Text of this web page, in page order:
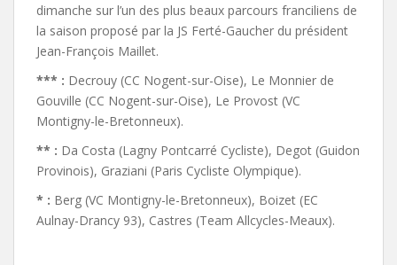
dimanche sur l’un des plus beaux parcours franciliens de
la saison proposé par la JS Ferté-Gaucher du président
Jean-François Maillet.
*** : Decrouy (CC Nogent-sur-Oise), Le Monnier de
Gouville (CC Nogent-sur-Oise), Le Provost (VC
Montigny-le-Bretonneux).
** : Da Costa (Lagny Pontcarré Cycliste), Degot (Guidon
Provinois), Graziani (Paris Cycliste Olympique).
* : Berg (VC Montigny-le-Bretonneux), Boizet (EC
Aulnay-Drancy 93), Castres (Team Allcycles-Meaux).